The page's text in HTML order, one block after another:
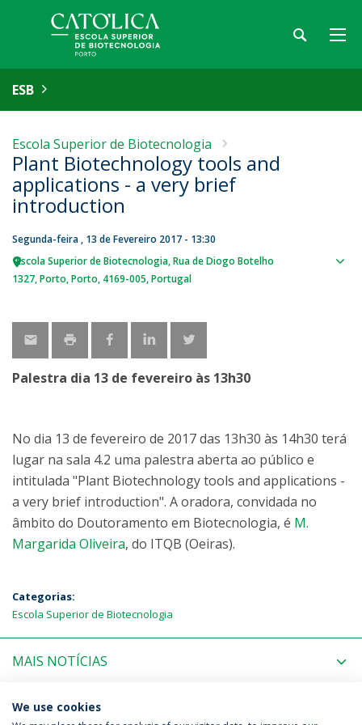
ESB
Escola Superior de Biotecnologia
Plant Biotechnology tools and
applications - a very brief
introduction
Segunda-feira , 13 de Fevereiro 2017 - 13:30
Escola Superior de Biotecnologia Rua de Diogo Botelho
1327 Porto Porto 4169-005 Portugal
Palestra dia 13 de fevereiro às 13h30
No dia 13 de fevereiro de 2017 das 13h30 às 14h30 terá
lugar na sala 4.2 uma palestra aberta ao público e
intitulada "Plant Biotechnology tools and applications -
a very brief introduction". A oradora, convidada no
âmbito do Doutoramento em Biotecnologia, é M.
Margarida Oliveira, do ITQB (Oeiras).
Categorias:
Escola Superior de Biotecnologia
MAIS NOTÍCIAS
PRÓXIMOS EVENTOS
We use cookies